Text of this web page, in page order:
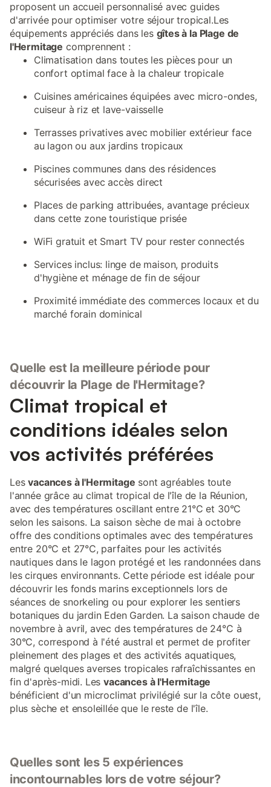
proposent un accueil personnalisé avec guides
d'arrivée pour optimiser votre séjour tropical.Les
équipements appréciés dans les gîtes à la Plage de
l'Hermitage comprennent :
Climatisation dans toutes les pièces pour un
confort optimal face à la chaleur tropicale
Cuisines américaines équipées avec micro-ondes,
cuiseur à riz et lave-vaisselle
Terrasses privatives avec mobilier extérieur face
au lagon ou aux jardins tropicaux
Piscines communes dans des résidences
sécurisées avec accès direct
Places de parking attribuées, avantage précieux
dans cette zone touristique prisée
WiFi gratuit et Smart TV pour rester connectés
Services inclus: linge de maison, produits
d'hygiène et ménage de fin de séjour
Proximité immédiate des commerces locaux et du
marché forain dominical
Quelle est la meilleure période pour
découvrir la Plage de l'Hermitage?
Climat tropical et
conditions idéales selon
vos activités préférées
Lesvacances à l'Hermitage sont agréables toute
l'année grâce au climat tropical de l'île de la Réunion,
avec des températures oscillant entre 21°C et 30°C
selon les saisons. La saison sèche de mai à octobre
offre des conditions optimales avec des températures
entre 20°C et 27°C, parfaites pour les activités
nautiques dans le lagon protégé et les randonnées dans
les cirques environnants. Cette période est idéale pour
découvrir les fonds marins exceptionnels lors de
séances de snorkeling ou pour explorer les sentiers
botaniques du jardin Eden Garden. La saison chaude de
novembre à avril, avec des températures de 24°C à
30°C, correspond à l'été austral et permet de profiter
pleinement des plages et des activités aquatiques,
malgré quelques averses tropicales rafraîchissantes en
fin d'après-midi. Lesvacances à l'Hermitage
bénéficient d'un microclimat privilégié sur la côte ouest,
plus sèche et ensoleillée que le reste de l'île.
Quelles sont les 5 expériences
incontournables lors de votre séjour?